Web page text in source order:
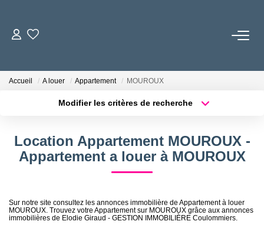
NOS TARIFS
Accueil A louer Appartement MOUROUX
Modifier les critères de recherche
Plus de critères Créer une alerte
Location Appartement MOUROUX -
Appartement a louer à MOUROUX
Sur notre site consultez les annonces immobilière de Appartement à louer
MOUROUX. Trouvez votre Appartement sur MOUROUX grâce aux annonces
immobilières de Elodie Giraud - GESTION IMMOBILIÈRE Coulommiers.